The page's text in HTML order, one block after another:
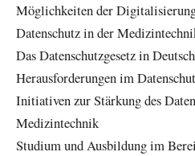
Möglichkeiten der
Datenschutz in der
Das Datenschutzgesetz in
Herausforderungen im
Initiativen zur Stärkung des
Medizintechnik
Studium und Ausbildung im